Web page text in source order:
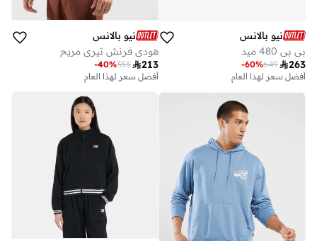
نيو بالانس
بي بي 480 ميد
263
649
-60%
أفضل سعر لهذا العام
أفضل سعر لهذا العام
نيو بالانس
هودي فرنش تيري مريح
213
355
-40%
أفضل سعر لهذا العام
أفضل سعر لهذا العام